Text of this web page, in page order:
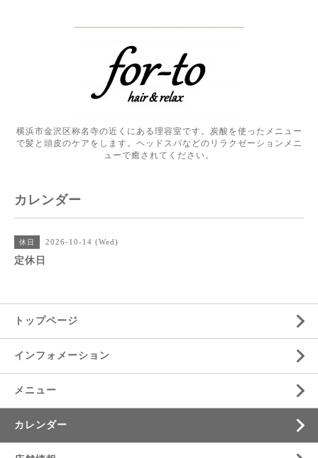
横浜市金沢区称名寺の近くにある理容室です。炭酸を使ったメニュー
で髪と頭皮のケアをします。ヘッドスパなどのリラクゼーションメニ
ューで癒されてください。
カレンダー
休日 2026-10-14 (Wed)
定休日
トップページ
インフォメーション
メニュー
カレンダー